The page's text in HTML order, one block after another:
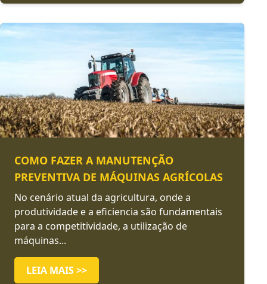
COMO FAZER A MANUTENÇÃO
PREVENTIVA DE MÁQUINAS AGRÍCOLAS
No cenário atual da agricultura, onde a
produtividade e a eficiencia são fundamentais
para a competitividade, a utilização de
máquinas...
LEIA MAIS >>